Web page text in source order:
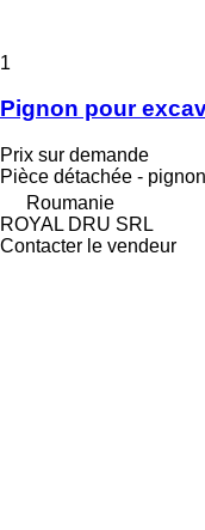
1
Pignon pour
Prix sur demande
Pièce détachée - pignon
Roumanie
ROYAL DRU SRL
Contacter le vendeur